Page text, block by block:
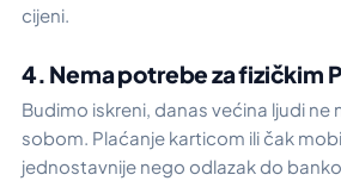
cijeni.
4. Nema potrebe za fizičkim
Budimo iskreni, danas većina ljudi ne
sobom. Plaćanje karticom ili čak
jednostavnije nego odlazak do